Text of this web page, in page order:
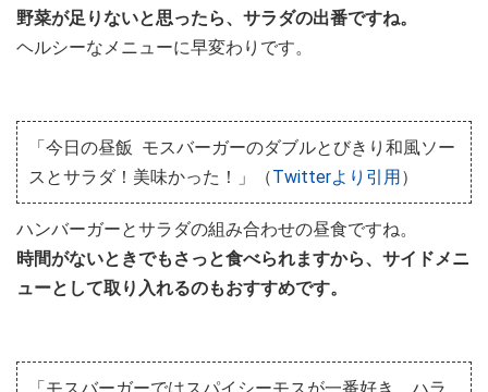
野菜が足りないと思ったら、サラダの出番ですね。
ヘルシーなメニューに早変わりです。
「今日の昼飯 モスバーガーのダブルとびきり和風ソー
スとサラダ！美味かった！」（Twitterより引用）
ハンバーガーとサラダの組み合わせの昼食ですね。
時間がないときでもさっと食べられますから、サイドメニ
ューとして取り入れるのもおすすめです。